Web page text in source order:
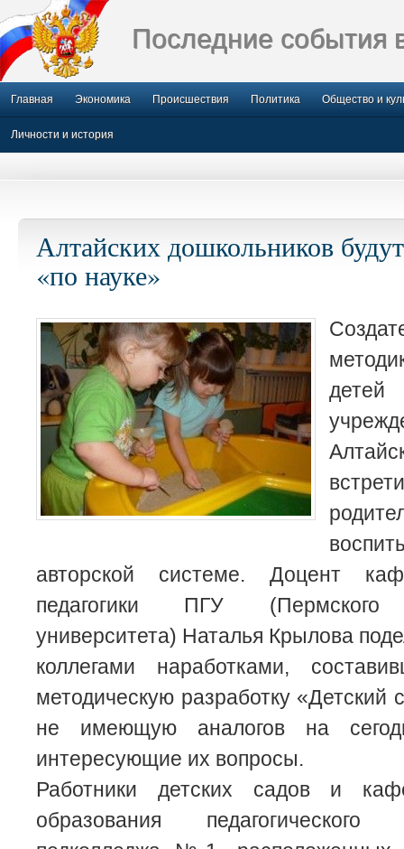
Последние события
Главная Экономика Происшествия Политика Общество и
Личности и история
Алтайских дошкольников
«по науке»
авторской системе. Доцент
педагогики ПГУ (Пермского
университета) Наталья Крылова
коллегами наработками,
методическую разработку «Детский
не имеющую аналогов на
интересующие их вопросы.
Работники детских садов и
образования